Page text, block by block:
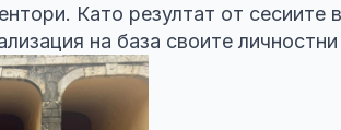
Като резултат от сесиите
на база своите